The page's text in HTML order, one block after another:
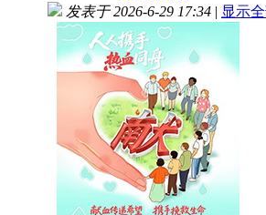
发表于 2026-6-29 17:34 | 显示